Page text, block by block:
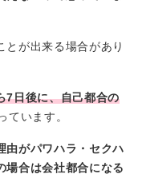
とが出来る場合があり
7日後に、自己都合の
ています。
由がパワハラ・セクハ
場合は会社都合になる